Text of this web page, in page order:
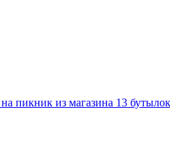
пикник из магазина 13